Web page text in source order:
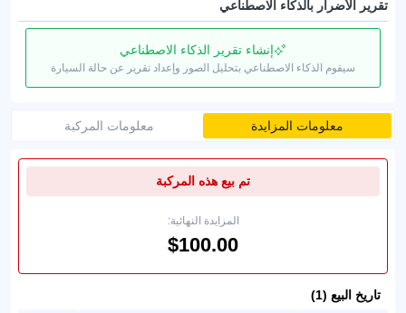
تقرير الأضرار بالذكاء الاصطناعي
إنشاء تقرير الذكاء الاصطناعي
سيقوم الذكاء الاصطناعي بتحليل الصور وإعداد تقرير عن حالة السيارة
معلومات المزايدة معلومات المركبة
تم بيع هذه المركبة
المزايدة النهائية:
تاريخ البيع (1)